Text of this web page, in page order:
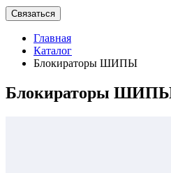
Связаться
Главная
Каталог
Блокираторы ШИПЫ
Блокираторы